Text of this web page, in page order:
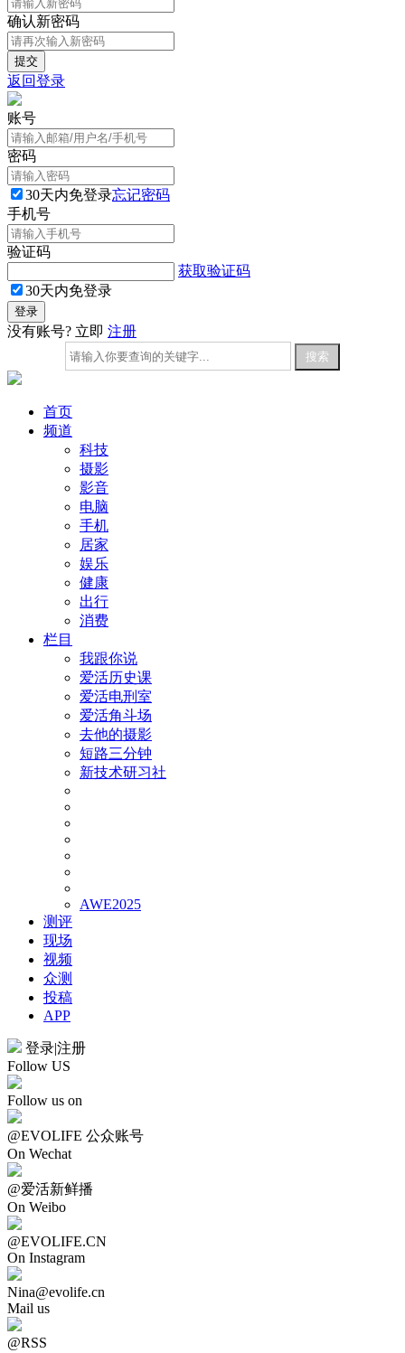
确认新密码
返回登录
账号
密码
30天内免登录忘记密码
手机号
验证码
获取验证码
30天内免登录
没有账号? 立即 注册
首页
频道
科技
摄影
影音
电脑
手机
居家
娱乐
健康
出行
消费
栏目
我跟你说
爱活历史课
爱活电刑室
爱活角斗场
去他的摄影
短路三分钟
新技术研习社
AWE2025
测评
现场
视频
众测
投稿
APP
登录|注册
Follow US
Follow us on
@EVOLIFE 公众账号
On Wechat
@爱活新鲜播
On Weibo
@EVOLIFE.CN
On Instagram
Nina@evolife.cn
Mail us
@RSS